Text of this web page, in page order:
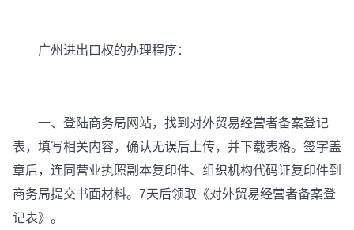
广州进出口权的办理程序：
一、登陆商务局网站，找到对外贸易经营者备案登记
表，填写相关内容，确认无误后上传，并下载表格。签字盖
章后，连同营业执照副本复印件、组织机构代码证复印件到
商务局提交书面材料。7天后领取《对外贸易经营者备案登
记表》。